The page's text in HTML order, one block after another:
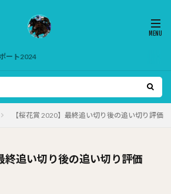
ート2024
【桜花賞 2020】最終追い切り後の追い切り評価
終追い切り後の追い切り評価